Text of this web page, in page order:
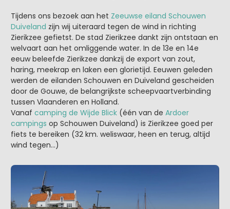
Tijdens ons bezoek aan het Zeeuwse eiland Schouwen
Duiveland zijn wij uiteraard tegen de wind in richting
Zierikzee gefietst. De stad Zierikzee dankt zijn ontstaan en
welvaart aan het omliggende water. In de 13e en 14e
eeuw beleefde Zierikzee dankzij de export van zout,
haring, meekrap en laken een glorietijd. Eeuwen geleden
werden de eilanden Schouwen en Duiveland gescheiden
door de Gouwe, de belangrijkste scheepvaartverbinding
tussen Vlaanderen en Holland.
Vanaf camping de Wijde Blick (één van de Ardoer
campings op Schouwen Duiveland) is Zierikzee goed per
fiets te bereiken (32 km. weliswaar, heen en terug, altijd
wind tegen...)